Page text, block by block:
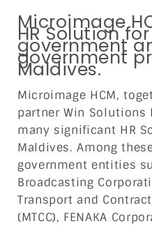
Microimage
HR Solution
government
government
Maldives.
Microimage HCM,
partner Win Solutions
many significant HR
Maldives. Among
government entities
Broadcasting
Transport and
(MTCC), FENAKA